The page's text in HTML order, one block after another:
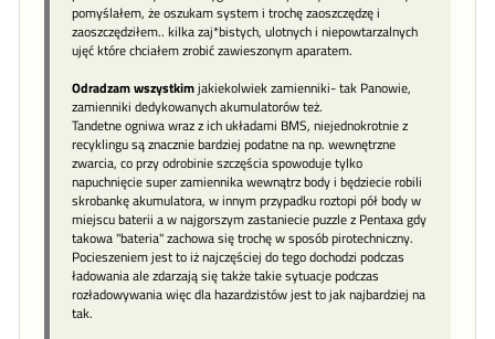
pomyślałem, że oszukam system i trochę zaoszczędzę i
zaoszczędziłem.. kilka zaj*bistych, ulotnych i niepowtarzalnych
ujęć które chciałem zrobić zawieszonym aparatem.
Odradzam wszystkimjakiekolwiek zamienniki- tak Panowie,
zamienniki dedykowanych akumulatorów też.
Tandetne ogniwa wraz z ich układami BMS, niejednokrotnie z
recyklingu są znacznie bardziej podatne na np. wewnętrzne
zwarcia, co przy odrobinie szczęścia spowoduje tylko
napuchnięcie super zamiennika wewnątrz body i będziecie robili
skrobankę akumulatora, w innym przypadku roztopi pół body w
miejscu baterii a w najgorszym zastaniecie puzzle z Pentaxa gdy
takowa "bateria" zachowa się trochę w sposób pirotechniczny.
Pocieszeniem jest to iż najczęściej do tego dochodzi podczas
ładowania ale zdarzają się także takie sytuacje podczas
rozładowywania więc dla hazardzistów jest to jak najbardziej na
tak.